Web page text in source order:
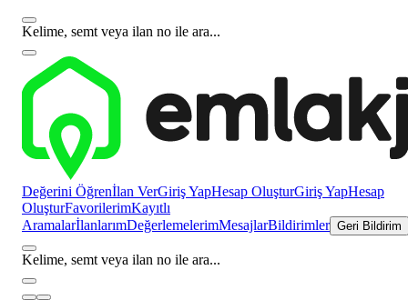
Kelime, semt veya ilan no ile ara...
Değerini Öğrenİlan VerGiriş YapHesap OluşturGiriş YapHesap
OluşturFavorilerimKayıtlı
AramalarİlanlarımDeğerlemelerimMesajlarBildirimler Geri Bildirim
Kelime, semt veya ilan no ile ara...